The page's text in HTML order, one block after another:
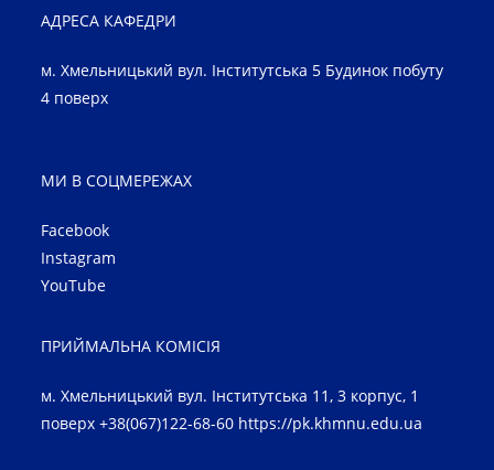
АДРЕСА КАФЕДРИ
м. Хмельницький вул. Інститутська 5 Будинок побуту
4 поверх
МИ В СОЦМЕРЕЖАХ
Facebook
Instagram
YouTube
ПРИЙМАЛЬНА КОМІСІЯ
м. Хмельницький вул. Інститутська 11, 3 корпус, 1
поверх +38(067)122-68-60 https://pk.khmnu.edu.ua